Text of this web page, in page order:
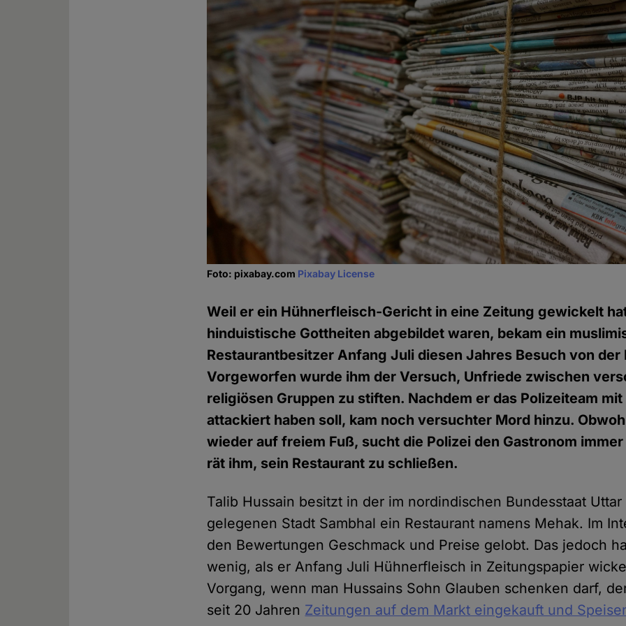
Foto: pixabay.com Pixabay License
Weil er ein Hühnerfleisch-Gericht in eine Zeitung gewickelt
hinduistische Gottheiten abgebildet waren, bekam ein
Restaurantbesitzer Anfang Juli diesen Jahres Besuch von der
Vorgeworfen wurde ihm der Versuch, Unfriede zwischen
religiösen Gruppen zu stiften. Nachdem er das Polizeiteam
attackiert haben soll, kam noch versuchter Mord hinzu.
wieder auf freiem Fuß, sucht die Polizei den Gastronom
rät ihm, sein Restaurant zu schließen.
Talib Hussain besitzt in der im nordindischen Bundesstaat Uttar
gelegenen Stadt Sambhal ein Restaurant namens Mehak. Im
den Bewertungen Geschmack und Preise gelobt. Das jedoch
wenig, als er Anfang Juli Hühnerfleisch in Zeitungspapier
Vorgang, wenn man Hussains Sohn Glauben schenken darf,
seit 20 Jahren Zeitungen auf dem Markt eingekauft und